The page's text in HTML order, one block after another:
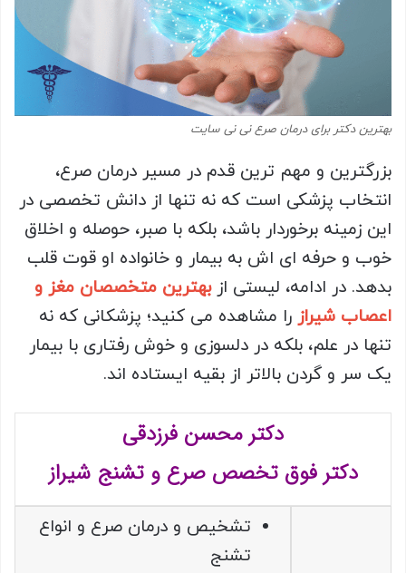
بهترین دکتر برای درمان صرع نی نی سایت
بزرگترین و مهم ترین قدم در مسیر درمان صرع،
انتخاب پزشکی است که نه تنها از دانش تخصصی در
این زمینه برخوردار باشد، بلکه با صبر، حوصله و اخلاق
خوب و حرفه ای اش به بیمار و خانواده او قوت قلب
بدهد. در ادامه، لیستی ازبهترین متخصصان مغز و
اعصاب شیراز را مشاهده می کنید؛ پزشکانی که نه
تنها در علم، بلکه در دلسوزی و خوش رفتاری با بیمار
یک سر و گردن بالاتر از بقیه ایستاده اند.
دکتر محسن فرزدقی
دکتر فوق تخصص صرع و تشنج شیراز
تشخیص و درمان صرع و انواع
تشنج